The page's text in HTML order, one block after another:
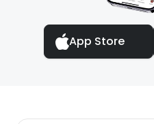
App Store